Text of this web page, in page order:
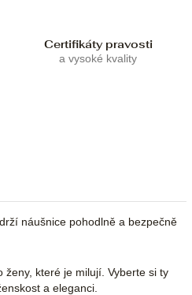
Certifikáty pravosti
a vysoké kvality
náušnice pohodlně a bezpečně
ženy, které je milují. Vyberte si ty
a eleganci.